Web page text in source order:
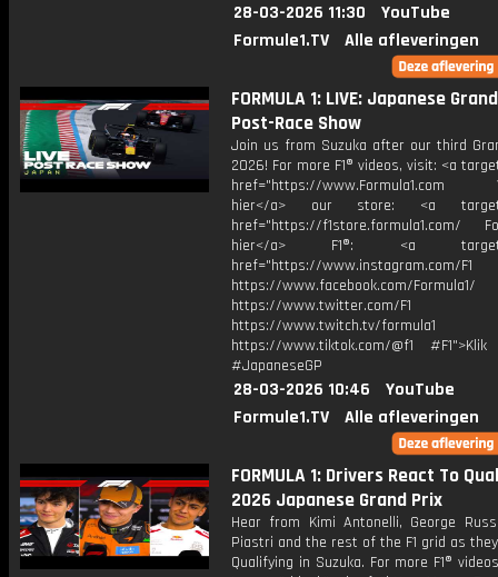
28-03-2026 11:30
YouTube
Formule1.TV
Alle afleveringen
FORMULA 1: LIVE: Japanese
Post-Race Show
Join us from Suzuka after our third
2026! For more F1® videos, visit: <a
href="https://www.Formula1.com
hier</a> our store: <a
href="https://f1store.formula1.com/
hier</a> F1®: <a
href="https://www.instagram.com/F1
https://www.facebook.com/Formula1/
https://www.twitter.com/F1
https://www.twitch.tv/formula1
https://www.tiktok.com/@f1
#JapaneseGP
28-03-2026 10:46
YouTube
Formule1.TV
Alle afleveringen
FORMULA 1: Drivers React To
2026 Japanese Grand Prix
Hear from Kimi Antonelli, George
Piastri and the rest of the F1 grid as
Qualifying in Suzuka. For more F1®